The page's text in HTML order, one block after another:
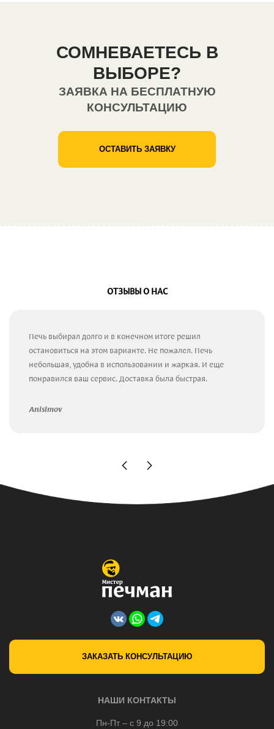
СОМНЕВАЕТЕСЬ В
ВЫБОРЕ?
ЗАЯВКА НА БЕСПЛАТНУЮ
КОНСУЛЬТАЦИЮ
ОСТАВИТЬ ЗАЯВКУ
ОТЗЫВЫ О НАС
Печь выбирал долго и в конечном итоге решил
остановиться на этом варианте. Не пожалел. Печь
небольшая, удобна в использовании и жаркая. И еще
понравился ваш сервис. Доставка была быстрая.
Anisimov
ЗАКАЗАТЬ КОНСУЛЬТАЦИЮ
НАШИ КОНТАКТЫ
Пн-Пт – с 9 до 19:00